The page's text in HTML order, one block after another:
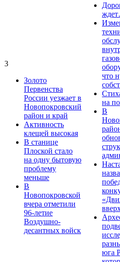
3
Золото
Первенства
России уезжает в
Новопокровский
район и край
Активность
клещей высокая
В станице
Плоской стало
на одну бытовую
проблему
меньше
В
Новопокровской
вчера отметили
96-летие
Воздушно-
десантных войск
что
на
В
юга